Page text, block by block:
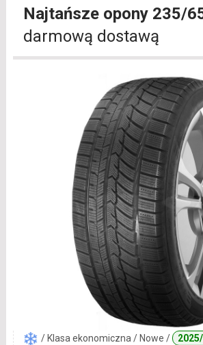
Najtańsze opony 235/
darmową dostawą
/ Klasa ekonomiczna / Nowe /